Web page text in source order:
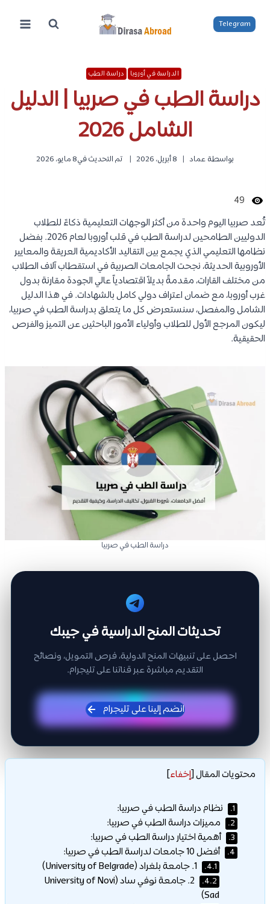
المحتوى
Telegram
الدراسة في أوروبا دراسة الطب
دراسة الطب في صربيا | الدليل
الشامل 2026
بواسطة عماد 8 أبريل، 2026 تم التحديث في8 مايو، 2026
49
تُعد صربيا اليوم واحدة من أكثر الوجهات التعليمية ذكاءً للطلاب
الدوليين الطامحين لدراسة الطب في قلب أوروبا لعام 2026. بفضل
نظامها التعليمي الذي يجمع بين التقاليد الأكاديمية العريقة والمعايير
الأوروبية الحديثة، نجحت الجامعات الصربية في استقطاب آلاف الطلاب
من مختلف القارات، مقدمةً بديلاً اقتصادياً عالي الجودة مقارنة بدول
غرب أوروبا، مع ضمان اعتراف دولي كامل بالشهادات. في هذا الدليل
الشامل والمفصل، سنستعرض كل ما يتعلق بدراسة الطب في صربيا،
ليكون المرجع الأول للطلاب وأولياء الأمور الباحثين عن التميز والفرص
الحقيقية.
دراسة الطب في صربيا
تحديثات المنح الدراسية في جيبك
احصل على تنبيهات المنح الدولية، فرص التمويل، ونصائح
التقديم مباشرة عبر قناتنا على تليجرام.
انضم إلينا على تليجرام
محتويات المقال[إخفاء]
1. نظام دراسة الطب في صربيا:
2. مميزات دراسة الطب في صربيا:
3. أهمية اختيار دراسة الطب في صربيا:
4. أفضل 10 جامعات لدراسة الطب في صربيا:
4.1.
4.2.
2. جامعة نوفي ساد (University of Novi
Sad)